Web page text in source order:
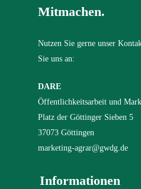
Mitmachen.
Nutzen Sie gerne unser
Sie uns an:
DARE
Öffentlichkeitsarbeit und
Platz der Göttinger Sieben 5
37073 Göttingen
marketing-agrar@gwdg.de
Informationen